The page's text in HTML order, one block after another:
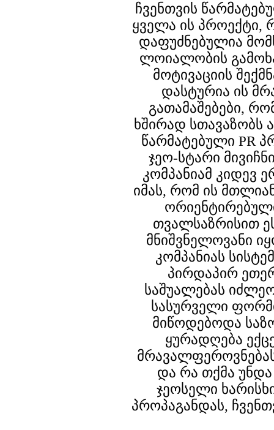
ჩვენთვის
ყველა ის
დაფუძნებულია
ლოიალობის
მოტივაციის
დასტურია ის
გათამაშებები,
ხშირად სთავაზობს
წარმატებული PR
ჯეო-სტარი
კომპანიამ კიდევ
იმას, რომ ის
თვალსაზრისით
მნიშვნელოვანი
კომპანიას
პირდაპირ
საშუალებას
სასურველი
მიწოდებოდა
ყურადღება
და რა თქმა
ჯეოსელი
პროპაგანდას,